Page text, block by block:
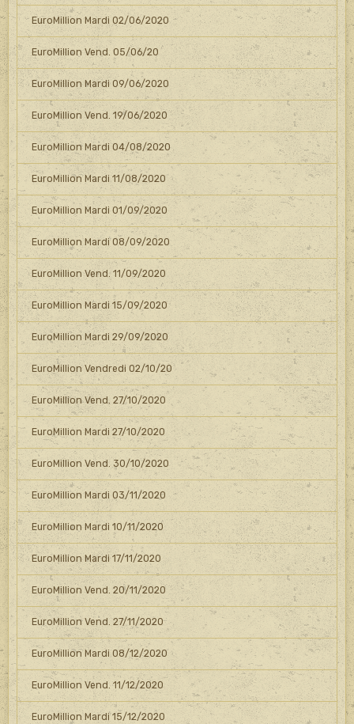
EuroMillion Mardi 02/06/2020
EuroMillion Vend. 05/06/20
EuroMillion Mardi 09/06/2020
EuroMillion Vend. 19/06/2020
EuroMillion Mardi 04/08/2020
EuroMillion Mardi 11/08/2020
EuroMillion Mardi 01/09/2020
EuroMillion Mardi 08/09/2020
EuroMillion Vend. 11/09/2020
EuroMillion Mardi 15/09/2020
EuroMillion Mardi 29/09/2020
EuroMillion Vendredi 02/10/20
EuroMillion Vend. 27/10/2020
EuroMillion Mardi 27/10/2020
EuroMillion Vend. 30/10/2020
EuroMillion Mardi 03/11/2020
EuroMillion Mardi 10/11/2020
EuroMillion Mardi 17/11/2020
EuroMillion Vend. 20/11/2020
EuroMillion Vend. 27/11/2020
EuroMillion Mardi 08/12/2020
EuroMillion Vend. 11/12/2020
EuroMillion Mardi 15/12/2020